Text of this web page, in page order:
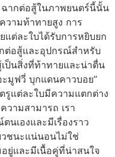
ากต่อสู้ในภาพยนตร์นี้นั้น
วามท้าทายสูง การ
ต่ละใบได้รับการหยิบยก
ต่อสู้และอุปกรณ์สำหรับ
ป็นสิ่งที่ท้าทายและน่าตื่น
ะมูฟวี่ บุกแดนคาวบอย”
แต่ละใบมีความแตกต่าง
ามสามารถ เรา
เองและมีเรื่องราว
วชนะแน่นอนไม่ใช่
ยู่และมีเนื้อคู่ที่น่าสนใจ